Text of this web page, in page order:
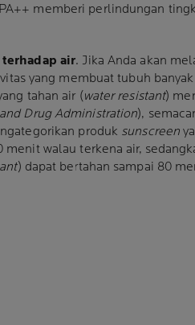
memberi perlindungan
terhadap air. Jika Anda akan
yang membuat tubuh
tahan air (water resistant)
Drug Administration),
produk sunscreen
menit walau terkena air,
) dapat bertahan sampai 80